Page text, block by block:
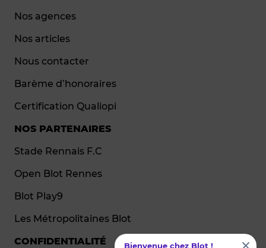
Nos agences
Nos articles
Nous contacter
Barème d’honoraires
Certification Qualiopi
NOS PARTENAIRES
Stade Rennais F.C
Open Blot Rennes
Blot Play9
Les Métropolitaines Blot
CONFIDENTIALITÉ
Bienvenue chez Blot !